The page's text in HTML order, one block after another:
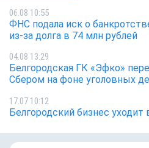
06.08 10:55
ФНС подала иск о
из-за долга в 74 млн рублей
04.08 13:29
Белгородская ГК «Эфко»
Сбером на фоне уголовных
17.07 10:12
Белгородский бизнес уходит